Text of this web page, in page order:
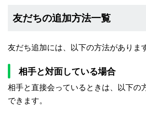
友だちの追加方法一覧
友だち追加には、以下の方法があります
相手と対面している場合
相手と直接会っているときは、以下の
できます。